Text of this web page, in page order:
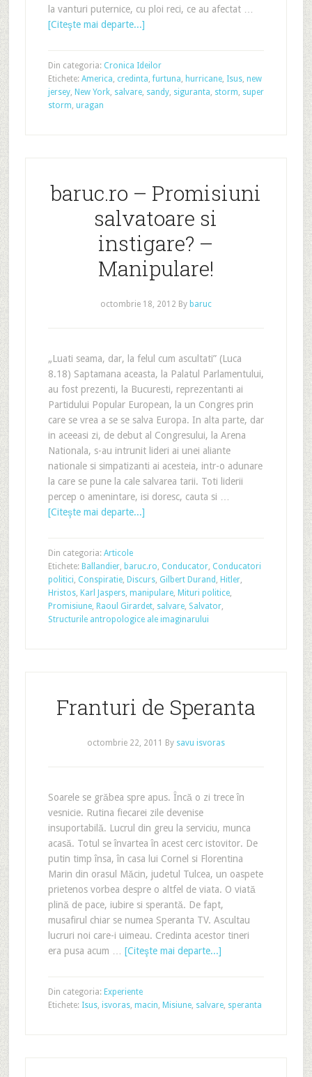
la vanturi puternice, cu ploi reci, ce au afectat …
[Citeşte mai departe...]
Din categoria: Cronica Ideilor
Etichete: America, credinta,furtuna, hurricane, Isus, new
jersey, New York, salvare, sandy, siguranta, storm, super
storm, uragan
baruc.ro – Promisiuni
salvatoare si
instigare? –
Manipulare!
octombrie 18, 2012 By baruc
„Luati seama, dar, la felul cum ascultati” (Luca
8.18) Saptamana aceasta, la Palatul Parlamentului,
au fost prezenti, la Bucuresti, reprezentanti ai
Partidului Popular European, la un Congres prin
care se vrea a se se salva Europa. In alta parte, dar
in aceeasi zi, de debut al Congresului, la Arena
Nationala, s-au intrunit lideri ai unei aliante
nationale si simpatizanti ai acesteia, intr-o adunare
la care se pune la cale salvarea tarii. Toti liderii
percep o amenintare, isi doresc, cauta si …
[Citeşte mai departe...]
Din categoria: Articole
Etichete: Ballandier, baruc.ro, Conducator, Conducatori
politici, Conspiratie, Discurs, Gilbert Durand , Hitler,
Hristos, Karl Jaspers, manipulare, Mituri politice,
Promisiune, Raoul Girardet, salvare, Salvator,
Structurile antropologice ale imaginarului
Franturi de Speranta
octombrie 22, 2011 By savu isvoras
Soarele se grăbea spre apus. Încă o zi trece în
vesnicie. Rutina fiecarei zile devenise
insuportabilă. Lucrul din greu la serviciu, munca
acasă. Totul se învartea în acest cerc istovitor. De
putin timp însa, în casa lui Cornel si Florentina
Marin din orasul Măcin, judetul Tulcea, un oaspete
prietenos vorbea despre o altfel de viata. O viată
plină de pace, iubire si sperantă. De fapt,
musafirul chiar se numea Speranta TV. Ascultau
lucruri noi care-i uimeau. Credinta acestor tineri
era pusa acum … [Citeşte mai departe...]
Din categoria: Experiente
Etichete: Isus, isvoras, macin, Misiune, salvare, speranta